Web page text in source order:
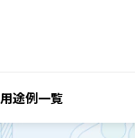
用途例一覧